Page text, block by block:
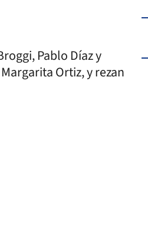
Pablo Díaz y
Ortiz, y rezan